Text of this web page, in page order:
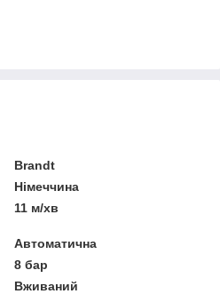
Brandt
Німеччина
11 м/хв
Автоматична
8 бар
Вживаний